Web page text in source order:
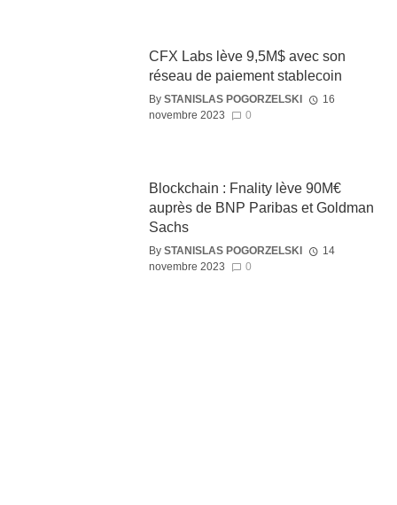
CFX Labs lève 9,5M$ avec son
réseau de paiement stablecoin
By STANISLAS POGORZELSKI
16
novembre 2023
0
Blockchain : Fnality lève 90M€
auprès de BNP Paribas et Goldman
Sachs
By STANISLAS POGORZELSKI
14
novembre 2023
0